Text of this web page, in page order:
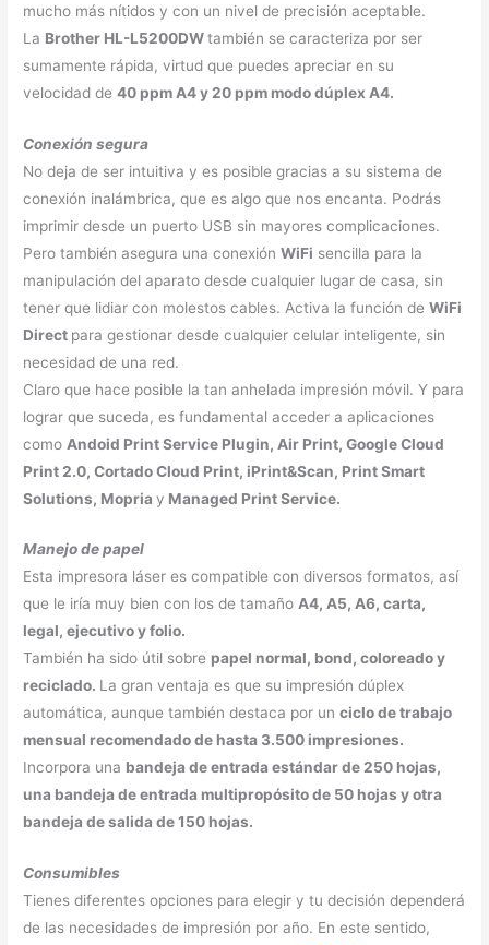
mucho más nítidos y con un nivel de precisión aceptable.
La Brother HL-L5200DWtambién se caracteriza por ser
sumamente rápida, virtud que puedes apreciar en su
velocidad de40 ppm A4 y 20 ppm modo dúplex A4.
Conexión segura
No deja de ser intuitiva y es posible gracias a su sistema de
conexión inalámbrica, que es algo que nos encanta. Podrás
imprimir desde un puerto USB sin mayores complicaciones.
Pero también asegura una conexiónWiFi sencilla para la
manipulación del aparato desde cualquier lugar de casa, sin
tener que lidiar con molestos cables. Activa la función deWiFi
Direct para gestionar desde cualquier celular inteligente, sin
necesidad de una red.
Claro que hace posible la tan anhelada impresión móvil. Y para
lograr que suceda, es fundamental acceder a aplicaciones
como Andoid Print Service Plugin, Air Print, Google Cloud
Print 2.0, Cortado Cloud Print, iPrint&Scan, Print Smart
Solutions, Mopriay Managed Print Service.
Manejo de papel
Esta impresora láser es compatible con diversos formatos, así
que le iría muy bien con los de tamañoA4, A5, A6, carta,
legal, ejecutivo y folio.
También ha sido útil sobre papel normal, bond, coloreado y
reciclado. La gran ventaja es que su impresión dúplex
automática, aunque también destaca por unciclo de trabajo
mensual recomendado de hasta 3.500 impresiones.
Incorpora una bandeja de entrada estándar de 250 hojas,
una bandeja de entrada multipropósito de 50 hojas y otra
bandeja de salida de 150 hojas.
Consumibles
Tienes diferentes opciones para elegir y tu decisión dependerá
de las necesidades de impresión por año. En este sentido,